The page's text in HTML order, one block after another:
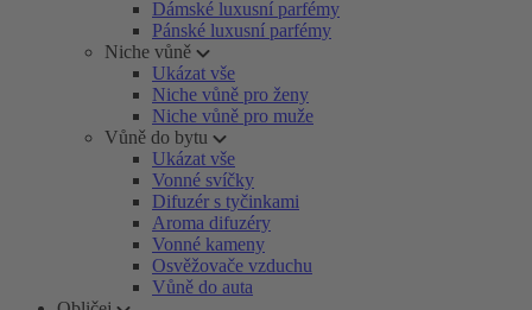
Dámské luxusní parfémy
Pánské luxusní parfémy
Niche vůně
Ukázat vše
Niche vůně pro ženy
Niche vůně pro muže
Vůně do bytu
Ukázat vše
Vonné svíčky
Difuzér s tyčinkami
Aroma difuzéry
Vonné kameny
Osvěžovače vzduchu
Vůně do auta